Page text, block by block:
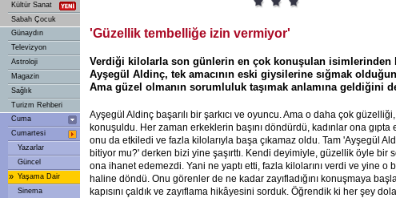
Kültür Sanat
Sabah Çocuk
Günaydın
Televizyon
Astroloji
Magazin
Sağlık
Turizm Rehberi
Cuma
Cumartesi
Yazarlar
Güncel
» Yaşama Dair
Sinema
'Güzellik tembelliğe izin vermiyor'
Verdiği kilolarla son günlerin en çok konuşulan isimlerinden
Ayşegül Aldinç, tek amacının eski giysilerine sığmak
Ama güzel olmanın sorumluluk taşımak anlamına geldiğini
Ayşegül Aldinç başarılı bir şarkıcı ve oyuncu. Ama o daha çok
konuşuldu. Her zaman erkeklerin başını döndürdü, kadınlar ona gıpta
onu da etkiledi ve fazla kilolarıyla başa çıkamaz oldu. Tam 'Ayşegül
bitiyor mu?' derken bizi yine şaşırttı. Kendi deyimiyle, güzellik öyle bir
ona ihanet edemezdi. Yani ne yaptı etti, fazla kilolarını verdi ve yine o
haline döndü. Onu görenler de ne kadar zayıfladığını konuşmaya
kapısını çaldık ve zayıflama hikâyesini sorduk. Öğrendik ki her şey